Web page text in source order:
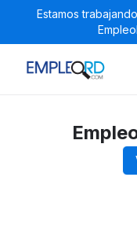
Estamos